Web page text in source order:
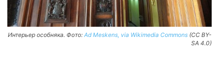
Интерьер особняка. Фото: Ad Meskens, via Wikimedia Commons (CC BY-
SA 4.0)